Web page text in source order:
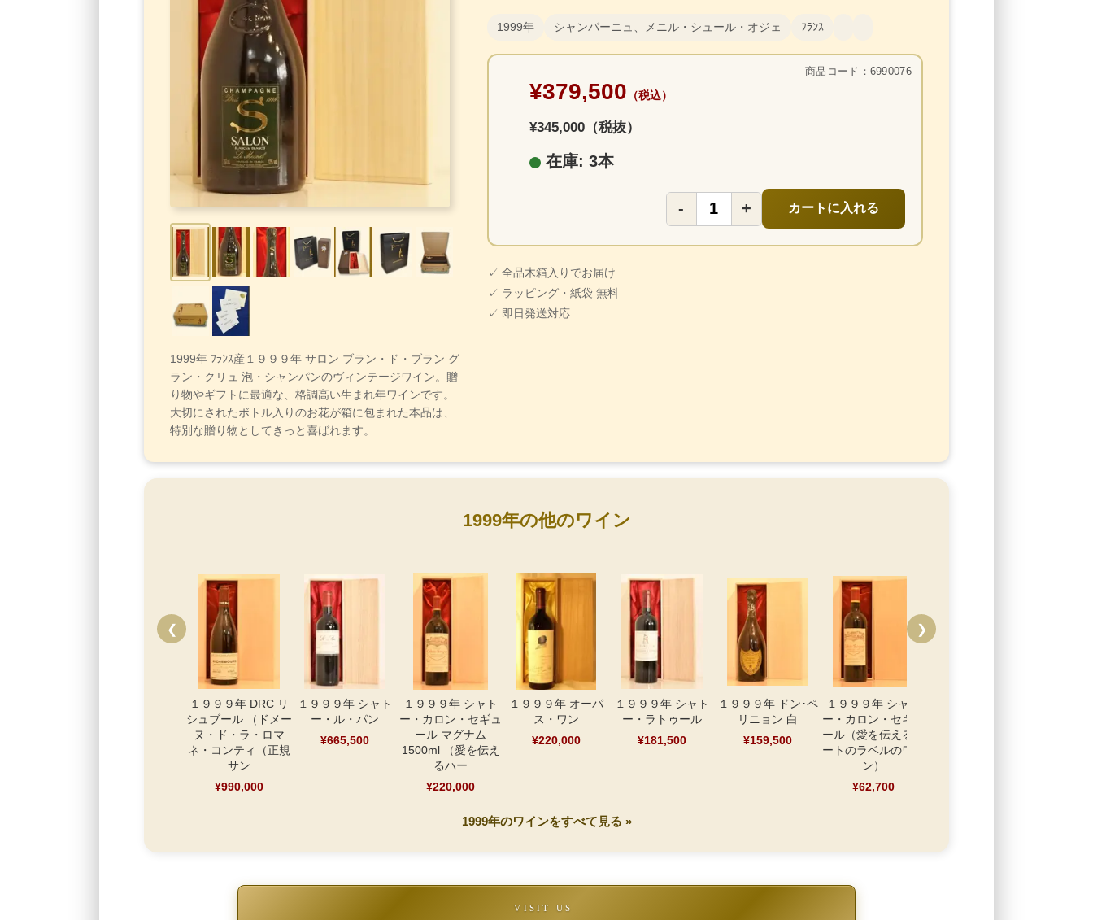
1999年 ﾌﾗﾝｽ産１９９９年 サロン ブラン・ド・ブラン グ
ラン・クリュ 泡・シャンパンのヴィンテージワイン。贈
り物やギフトに最適な、格調高い生まれ年ワインです。
大切にされたボトル入りのお花が箱に包まれた本品は、
特別な贈り物としてきっと喜ばれます。
1999年 シャンパーニュ、メニル・シュール・オジェ ﾌﾗﾝｽ
商品コード：6990076
¥379,500 （税込）
¥345,000（税抜）
在庫: 3本
- + カートに入れる
✓ 全品木箱入りでお届け
✓ ラッピング・紙袋 無料
✓ 即日発送対応
1999年の他のワイン
❮
１９９９年 DRC リ
シュブール （ドメー
ヌ・ド・ラ・ロマ
ネ・コンティ（正規
サン
¥990,000
１９９９年 シャト
ー・ル・パン
¥665,500
１９９９年 シャト
ー・カロン・セギュ
ール マグナム
1500ml （愛を伝え
るハー
¥220,000
１９９９年 オーパ
ス・ワン
¥220,000
１９９９年 シャト
ー・ラトゥール
¥181,500
１９９９年 ドン･ペ
リニョン 白
¥159,500
１９９９年 シャト
ー・カロン・セギュ
ール（愛を伝えるハ
ートのラベルのワイ
ン）
¥62,700
❯
1999年のワインをすべて見る »
VISIT US